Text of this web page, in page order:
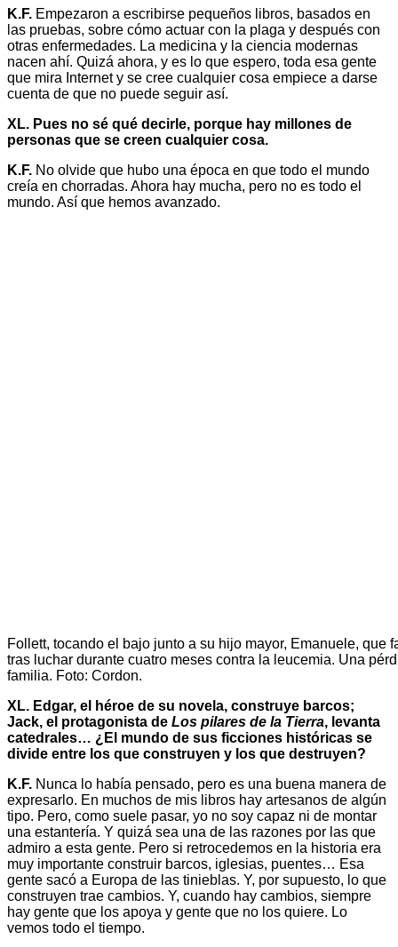
K.F. Empezaron a escribirse pequeños libros, basados en
las pruebas, sobre cómo actuar con la plaga y después con
otras enfermedades. La medicina y la ciencia modernas
nacen ahí. Quizá ahora, y es lo que espero, toda esa gente
que mira Internet y se cree cualquier cosa empiece a darse
cuenta de que no puede seguir así.
XL. Pues no sé qué decirle, porque hay millones de
personas que se creen cualquier cosa.
K.F. No olvide que hubo una época en que todo el mundo
creía en chorradas. Ahora hay mucha, pero no es todo el
mundo. Así que hemos avanzado.
Follett, tocando el bajo junto a su hijo mayor, Emanuele, que
tras luchar durante cuatro meses contra la leucemia. Una
familia. Foto: Cordon.
XL. Edgar, el héroe de su novela, construye barcos;
Jack, el protagonista de Los pilares de la Tierra, levanta
catedrales… ¿El mundo de sus ficciones históricas se
divide entre los que construyen y los que destruyen?
K.F. Nunca lo había pensado, pero es una buena manera de
expresarlo. En muchos de mis libros hay artesanos de algún
tipo. Pero, como suele pasar, yo no soy capaz ni de montar
una estantería. Y quizá sea una de las razones por las que
admiro a esta gente. Pero si retrocedemos en la historia era
muy importante construir barcos, iglesias, puentes… Esa
gente sacó a Europa de las tinieblas. Y, por supuesto, lo que
construyen trae cambios. Y, cuando hay cambios, siempre
hay gente que los apoya y gente que no los quiere. Lo
vemos todo el tiempo.